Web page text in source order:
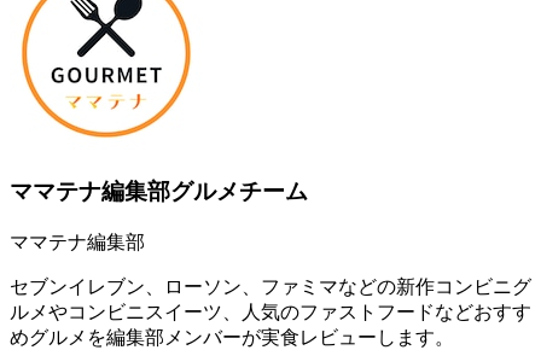
ママテナ編集部グルメチーム
ママテナ編集部
セブンイレブン、ローソン、ファミマなどの新作コンビニグ
ルメやコンビニスイーツ、人気のファストフードなどおすす
めグルメを編集部メンバーが実食レビューします。